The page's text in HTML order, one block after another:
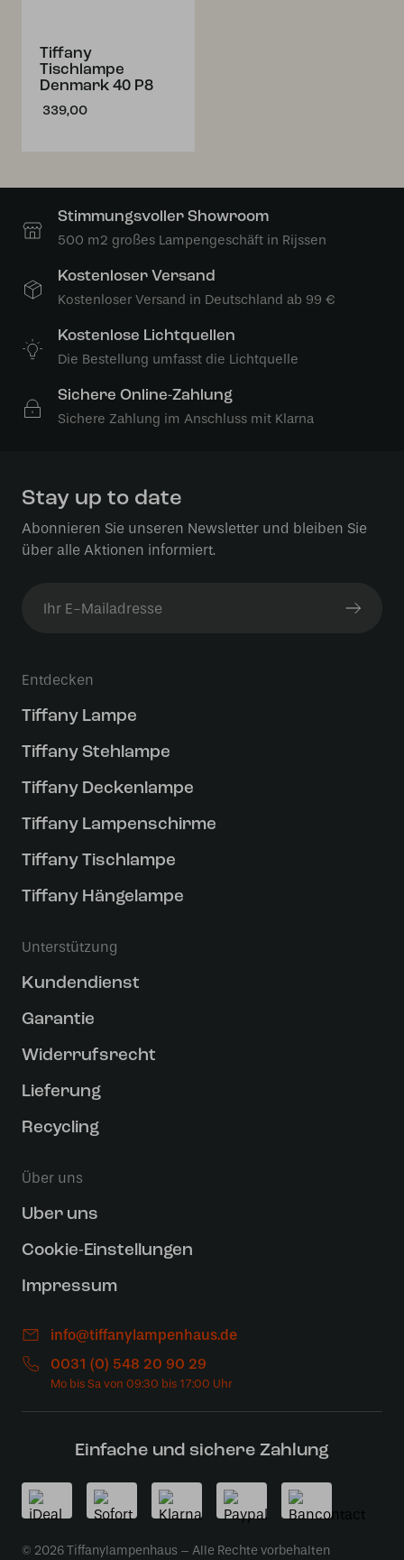
Tiffany
Tischlampe
Denmark 40 P8
339,00
Stimmungsvoller Showroom
500 m2 großes Lampengeschäft in Rijssen
Kostenloser Versand
Kostenloser Versand in Deutschland ab 99 €
Kostenlose Lichtquellen
Die Bestellung umfasst die Lichtquelle
Sichere Online-Zahlung
Sichere Zahlung im Anschluss mit Klarna
Stay up to date
Abonnieren Sie unseren Newsletter und bleiben Sie
über alle Aktionen informiert.
Entdecken
Tiffany Lampe
Tiffany Stehlampe
Tiffany Deckenlampe
Tiffany Lampenschirme
Tiffany Tischlampe
Tiffany Hängelampe
Unterstützung
Kundendienst
Garantie
Widerrufsrecht
Lieferung
Recycling
Über uns
Uber uns
Cookie-Einstellungen
Impressum
info@tiffanylampenhaus.de
0031 (0) 548 20 90 29
Einfache und sichere Zahlung
© 2026 Tiffanylampenhaus – Alle Rechte vorbehalten